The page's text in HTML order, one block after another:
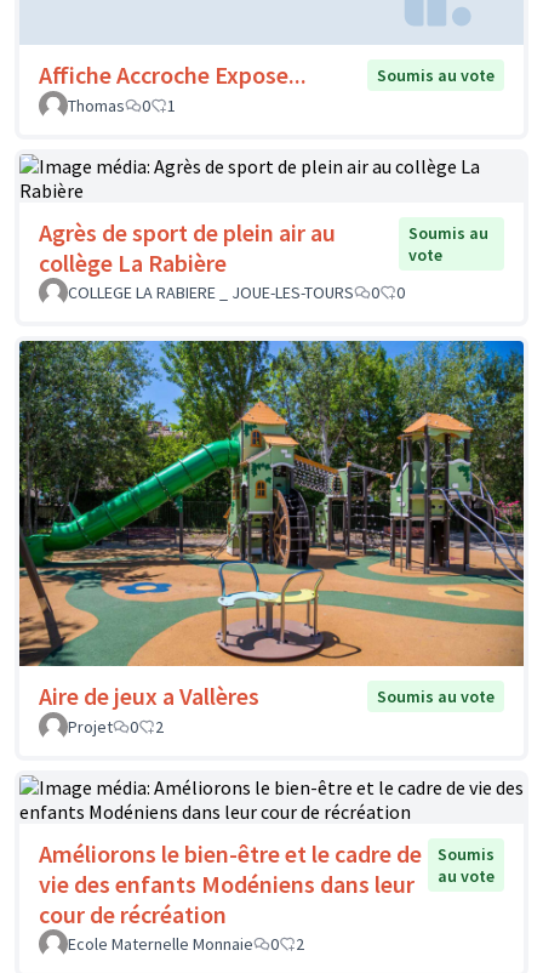
Affiche Accroche Expose...
Soumis au vote
Thomas
0 1
Agrès de sport de plein air au
collège La Rabière
Soumis au
vote
COLLEGE LA RABIERE _ JOUE-LES-TOURS
0 0
Aire de jeux a Vallères
Soumis au vote
Projet
0 2
Améliorons le bien-être et le cadre de
vie des enfants Modéniens dans leur
cour de récréation
Soumis
au vote
Ecole Maternelle Monnaie 0 2